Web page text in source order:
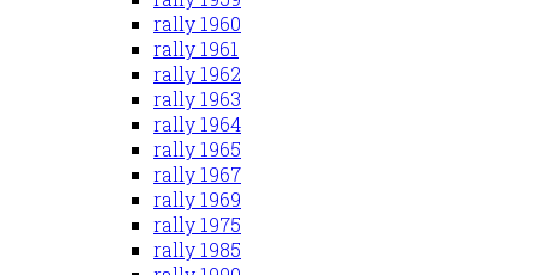
rally 1960
rally 1961
rally 1962
rally 1963
rally 1964
rally 1965
rally 1967
rally 1969
rally 1975
rally 1985